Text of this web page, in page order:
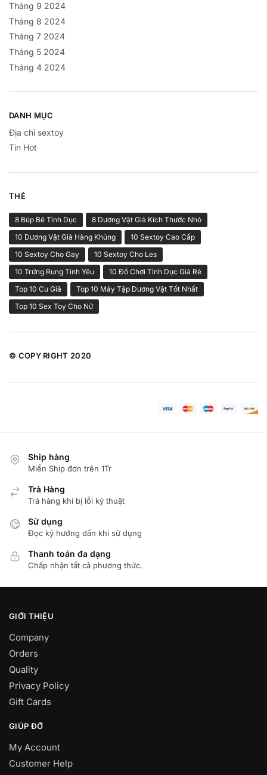
Tháng 9 2024
Tháng 8 2024
Tháng 7 2024
Tháng 5 2024
Tháng 4 2024
DANH MỤC
Địa chỉ sextoy
Tin Hot
THẺ
8 Búp Bê Tình Dục
8 Dương Vật Giả Kích Thước Nhỏ
10 Dương Vật Giả Hàng Khủng
10 Sextoy Cao Cấp
10 Sextoy Cho Gay
10 Sextoy Cho Les
10 Trứng Rung Tình Yêu
10 Đồ Chơi Tình Dục Giá Rẻ
Top 10 Cu Giả
Top 10 Máy Tập Dương Vật Tốt Nhất
Top 10 Sex Toy Cho Nữ
© COPY RIGHT 2020
Ship hàng
Miển Ship đơn trên 1Tr
Trà Hàng
Trả hàng khi bị lỗi kỷ thuật
Sử dụng
Đọc kỹ hướng dẩn khi sử dụng
Thanh toán đa dạng
Chấp nhận tất cả phương thức.
GIỚI THIỆU
Company
Orders
Quality
Privacy Policy
Gift Cards
GIÚP ĐỠ
My Account
Customer Help